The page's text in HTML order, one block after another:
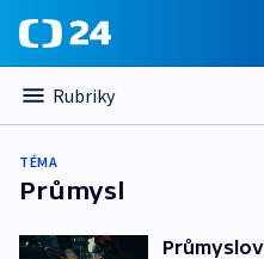
Rubriky
TÉMA
Průmysl